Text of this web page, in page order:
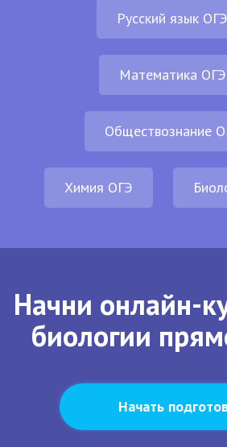
Русский язык ОГЭ
Математика ОГЭ
Обществознание
Химия ОГЭ
Начни онлайн-
биологии
Начать